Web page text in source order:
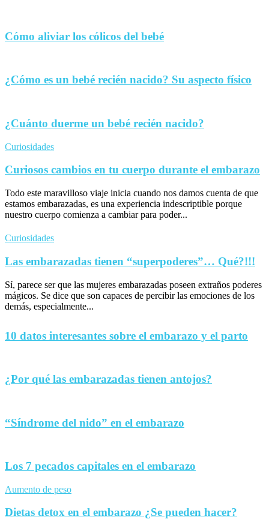
Cómo aliviar los cólicos del bebé
¿Cómo es un bebé recién nacido? Su aspecto físico
¿Cuánto duerme un bebé recién nacido?
Curiosidades
Curiosos cambios en tu cuerpo durante el embarazo
Todo este maravilloso viaje inicia cuando nos damos cuenta de que
estamos embarazadas, es una experiencia indescriptible porque
nuestro cuerpo comienza a cambiar para poder...
Curiosidades
Las embarazadas tienen “superpoderes”… Qué?!!!
Sí, parece ser que las mujeres embarazadas poseen extraños poderes
mágicos. Se dice que son capaces de percibir las emociones de los
demás, especialmente...
10 datos interesantes sobre el embarazo y el parto
¿Por qué las embarazadas tienen antojos?
“Síndrome del nido” en el embarazo
Los 7 pecados capitales en el embarazo
Aumento de peso
Dietas detox en el embarazo ¿Se pueden hacer?